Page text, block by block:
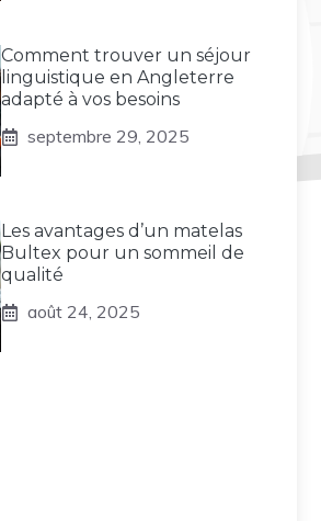
Comment trouver un séjour
linguistique en Angleterre
adapté à vos besoins
septembre 29, 2025
Les avantages d’un matelas
Bultex pour un sommeil de
qualité
août 24, 2025